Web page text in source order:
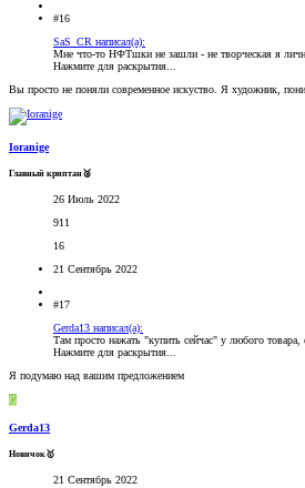
#16
SaS_CR написал(а):
Мне что-то НФТшки не зашли - не творческая я
Нажмите для раскрытия...
Вы просто не поняли современное искуство. Я художник,
Ioranige
Главный криптан🥈
26 Июль 2022
911
16
21 Сентябрь 2022
#17
Gerda13 написал(а):
Там просто нажать "купить сейчас" у любого товара,
Нажмите для раскрытия...
Я подумаю над вашим предложением
G
Gerda13
Новичок🥇
21 Сентябрь 2022